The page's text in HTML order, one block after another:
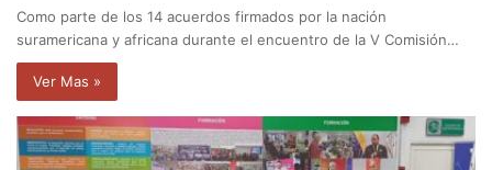
Como parte de los 14 acuerdos firmados por la nación
suramericana y africana durante el encuentro de la V Comisión…
Ver Mas »